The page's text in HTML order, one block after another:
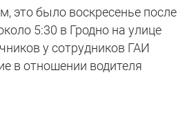
это было воскресенье после
5:30 в Гродно на улице
у сотрудников ГАИ
в отношении водителя